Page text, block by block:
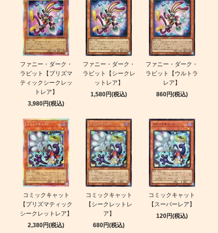
ファニー・ダーク・
ラビット【プリズマ
ティックシークレッ
トレア】
3,980円(税込)
ファニー・ダーク・
ラビット【シークレ
ットレア】
1,580円(税込)
ファニー・ダーク・
ラビット【ウルトラ
レア】
860円(税込)
コミックキャット
【プリズマティック
シークレットレア】
2,380円(税込)
コミックキャット
【シークレットレ
ア】
680円(税込)
コミックキャット
【スーパーレア】
120円(税込)